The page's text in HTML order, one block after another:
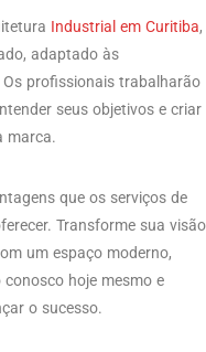
Industrial em Curitiba,
adaptado às
Os profissionais trabalharão
seus objetivos e criar
marca.
que os serviços de
Transforme sua visão
um espaço moderno,
hoje mesmo e
o sucesso.